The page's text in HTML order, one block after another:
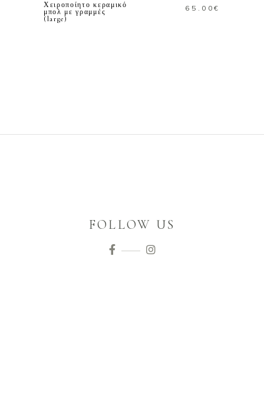
Χειροποίητο κεραμικό
μπολ με γραμμές
(large)
65.00€
FOLLOW US